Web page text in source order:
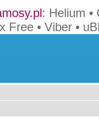
: Helium •
Free • Viber •